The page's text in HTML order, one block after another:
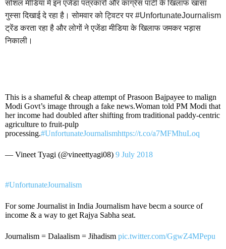
सोशल मीडिया में इन एजेंडा पत्रकारों और कांग्रेस पार्टी के खिलाफ खासा
गुस्सा दिखाई दे रहा है। सोमवार को ट्विटर पर #UnfortunateJournalism
ट्रेंड करता रहा है और लोगों ने एजेंडा मीडिया के खिलाफ जमकर भड़ास
निकाली।
This is a shameful & cheap attempt of Prasoon Bajpayee to malign
Modi Govt’s image through a fake news.Woman told PM Modi that
her income had doubled after shifting from traditional paddy-centric
agriculture to fruit-pulp
processing.#UnfortunateJournalismhttps://t.co/a7MFMhuLoq
— Vineet Tyagi (@vineettyagi08) 9 July 2018
#UnfortunateJournalism
For some Journalist in India Journalism have becm a source of
income & a way to get Rajya Sabha seat.
Journalism = Dalaalism = Jihadism pic.twitter.com/GgwZ4MPepu